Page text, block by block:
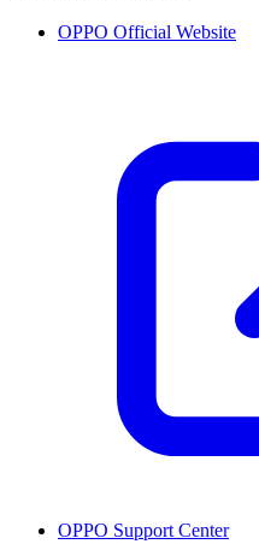
OPPO Official Website
OPPO Support Center